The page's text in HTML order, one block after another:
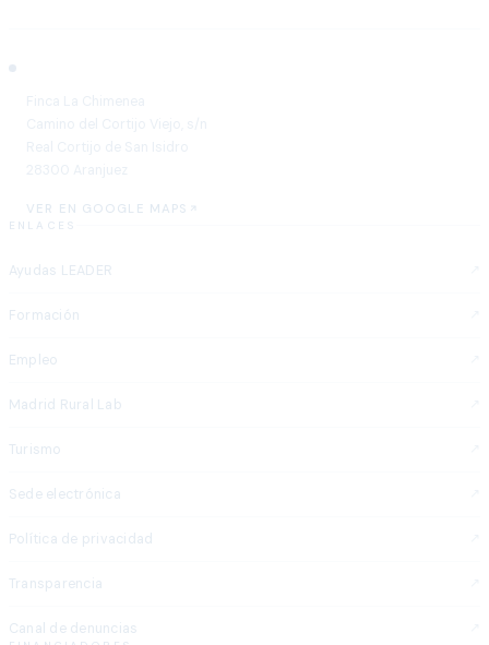
VER EN GOOGLE MAPS
ENLACES
Ayudas LEADER
Formación
Empleo
Madrid Rural Lab
Turismo
Sede electrónica
Política de privacidad
Transparencia
Canal de denuncias